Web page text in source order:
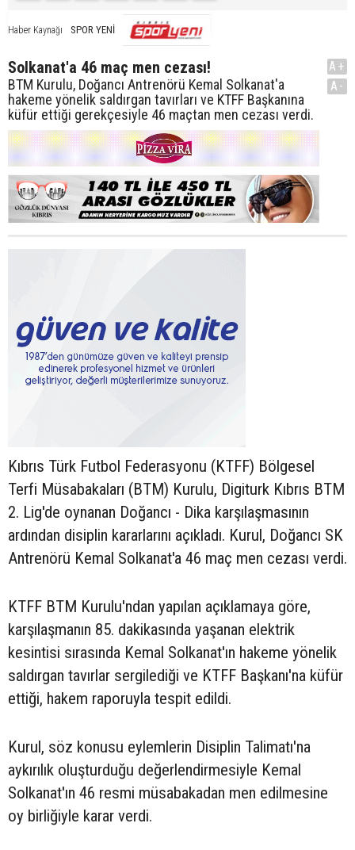
Haber Kaynağı SPOR YENİ
Solkanat'a 46 maç men cezası!
BTM Kurulu, Doğancı Antrenörü Kemal Solkanat'a
hakeme yönelik saldırgan tavırları ve KTFF Başkanına
küfür ettiği gerekçesiyle 46 maçtan men cezası verdi.
A+
A-
Kıbrıs Türk Futbol Federasyonu (KTFF) Bölgesel
Terfi Müsabakaları (BTM) Kurulu, Digiturk Kıbrıs BTM
2. Lig'de oynanan Doğancı - Dika karşılaşmasının
ardından disiplin kararlarını açıkladı. Kurul, Doğancı SK
Antrenörü Kemal Solkanat'a 46 maç men cezası verdi.
KTFF BTM Kurulu'ndan yapılan açıklamaya göre,
karşılaşmanın 85. dakikasında yaşanan elektrik
kesintisi sırasında Kemal Solkanat'ın hakeme yönelik
saldırgan tavırlar sergilediği ve KTFF Başkanı'na küfür
ettiği, hakem raporuyla tespit edildi.
Kurul, söz konusu eylemlerin Disiplin Talimatı'na
aykırılık oluşturduğu değerlendirmesiyle Kemal
Solkanat'ın 46 resmi müsabakadan men edilmesine
oy birliğiyle karar verdi.